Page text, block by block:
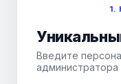
1.
Введите
администратора